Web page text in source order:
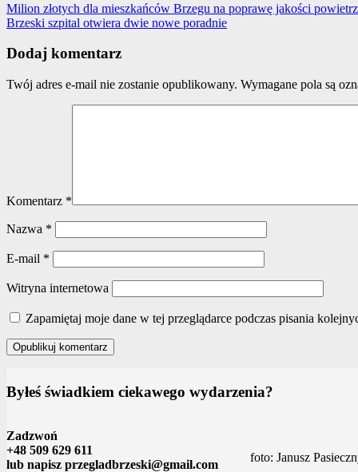
Milion złotych dla mieszkańców Brzegu na poprawę jakości
Brzeski szpital otwiera dwie nowe poradnie
Dodaj komentarz
Twój adres e-mail nie zostanie opublikowany. Wymagane pola są
Komentarz *
Nazwa *
E-mail *
Witryna internetowa
Zapamiętaj moje dane w tej przeglądarce podczas pisania
Byłeś świadkiem ciekawego wydarzenia?
Zadzwoń
+48 509 629 611
lub napisz przegladbrzeski@gmail.com
foto: Janusz